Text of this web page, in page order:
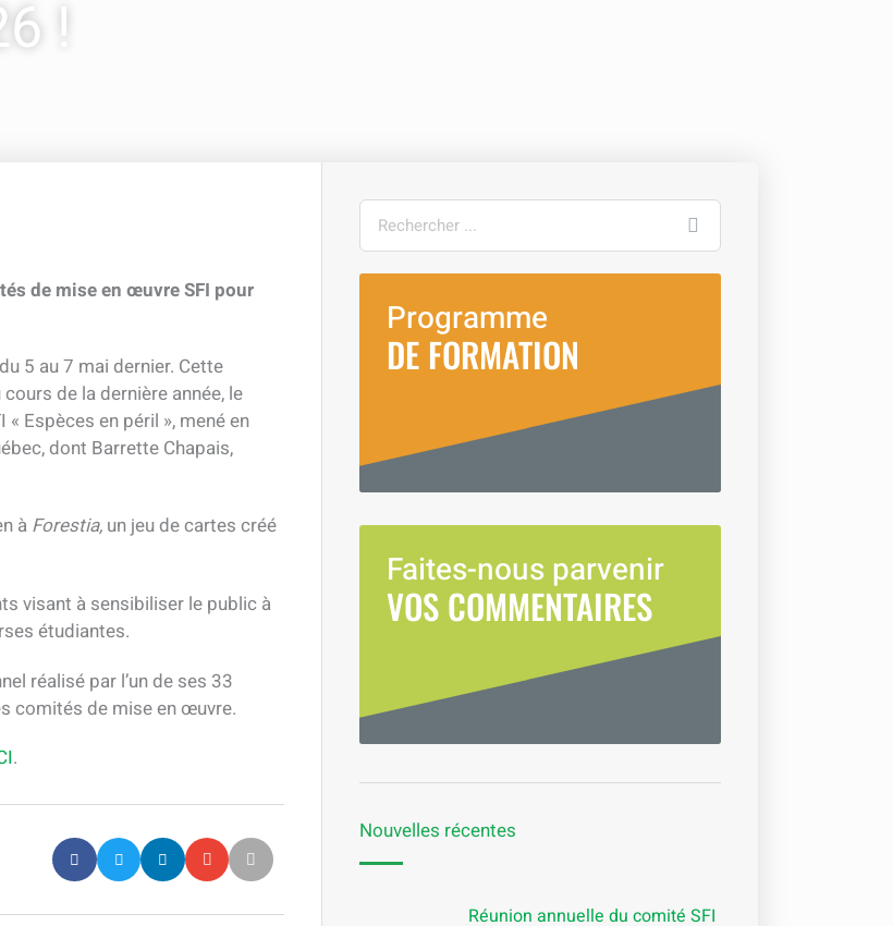
!
de mise en œuvre SFI pour
5 au 7 mai dernier. Cette
de la dernière année, le
Espèces en péril », mené en
dont Barrette Chapais,
à Forestia, un jeu de cartes créé
visant à sensibiliser le public à
étudiantes.
réalisé par l’un de ses 33
comités de mise en œuvre.
.
Rechercher
Programme
DE FORMATION
Faites-nous parvenir
VOS COMMENTAIRES
Nouvelles récentes
Réunion annuelle du comité SFI